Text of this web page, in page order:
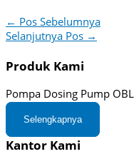
← Pos Sebelumnya
Selanjutnya Pos →
Produk Kami
Pompa Dosing Pump
Selengkapnya
Kantor Kami